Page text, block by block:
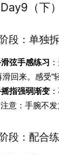
（下
段：单独
弦手感练习
滑回来。感受“
指强弱渐变
意：手腕不
段：配合